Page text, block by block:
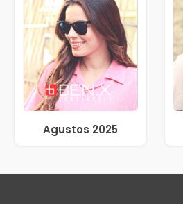
Agustos 2025